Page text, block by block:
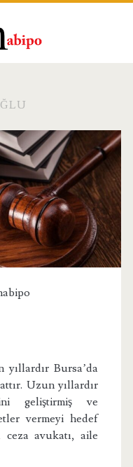
Bursa’da
Uzun yıllardır
geliştirmiş ve
vermeyi hedef
ceza avukatı, aile